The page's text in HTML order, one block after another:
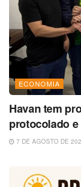
ECONOMIA
Havan tem
protocolado
7 DE AGOSTO DE